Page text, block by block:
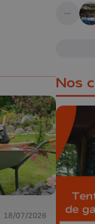
18/07/2026
A
Nos